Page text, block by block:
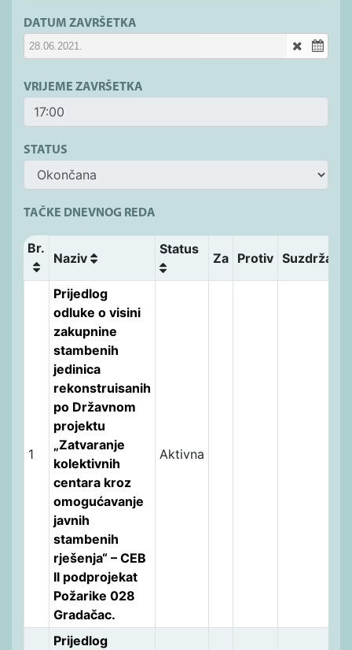
DATUM ZAVRŠETKA
VRIJEME ZAVRŠETKA
STATUS
TAČKE DNEVNOG REDA
Br.
Naziv
Status
Za Protiv Suzdržani
1
Prijedlog
odluke o visini
zakupnine
stambenih
jedinica
rekonstruisanih
po Državnom
projektu
„Zatvaranje
kolektivnih
centara kroz
omogućavanje
javnih
stambenih
rješenja“ – CEB
II podprojekat
Požarike 028
Gradačac.
Aktivna
Prijedlog